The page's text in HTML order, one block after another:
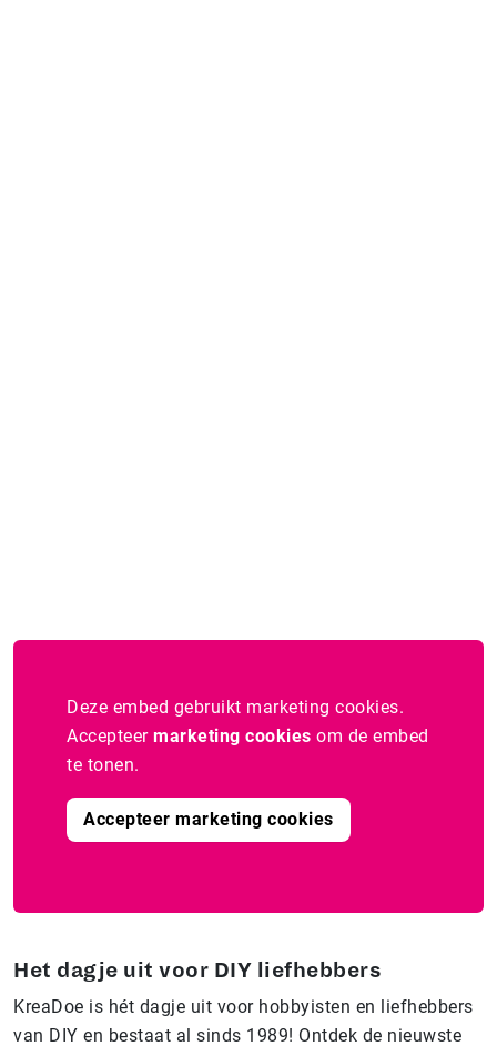
Deze embed gebruikt marketing cookies.
Accepteer marketing cookies om de embed
te tonen.
Accepteer marketing cookies
Het dagje uit voor DIY liefhebbers
KreaDoe is hét dagje uit voor hobbyisten en liefhebbers
van DIY en bestaat al sinds 1989! Ontdek de nieuwste